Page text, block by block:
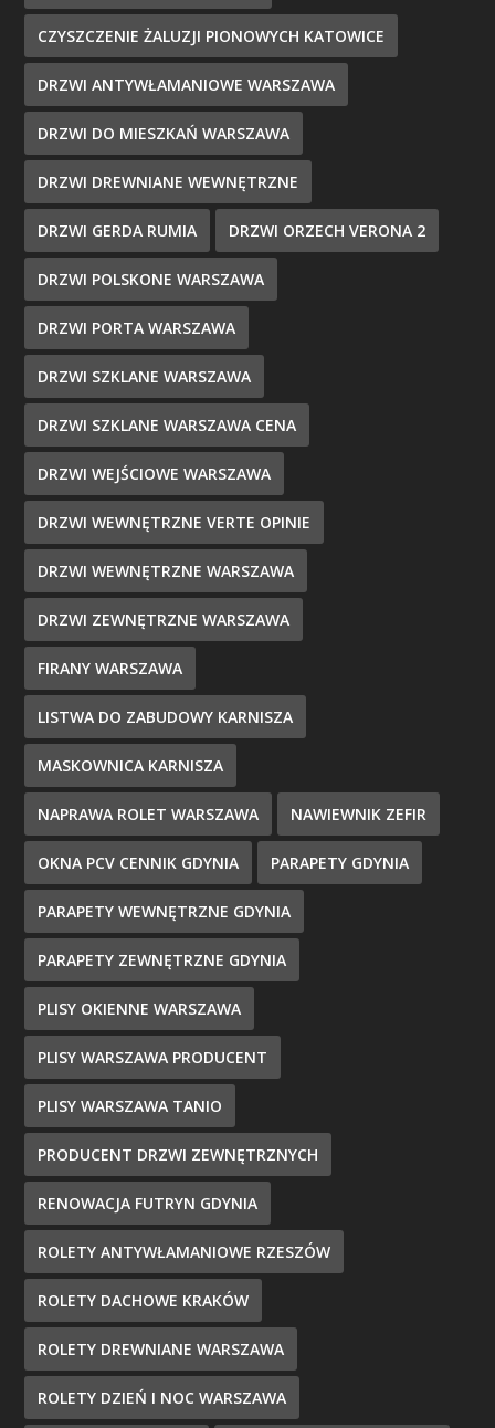
CZYSZCZENIE ŻALUZJI PIONOWYCH KATOWICE
DRZWI ANTYWŁAMANIOWE WARSZAWA
DRZWI DO MIESZKAŃ WARSZAWA
DRZWI DREWNIANE WEWNĘTRZNE
DRZWI GERDA RUMIA DRZWI ORZECH VERONA 2
DRZWI POLSKONE WARSZAWA
DRZWI PORTA WARSZAWA
DRZWI SZKLANE WARSZAWA
DRZWI SZKLANE WARSZAWA CENA
DRZWI WEJŚCIOWE WARSZAWA
DRZWI WEWNĘTRZNE VERTE OPINIE
DRZWI WEWNĘTRZNE WARSZAWA
DRZWI ZEWNĘTRZNE WARSZAWA
FIRANY WARSZAWA
LISTWA DO ZABUDOWY KARNISZA
MASKOWNICA KARNISZA
NAPRAWA ROLET WARSZAWA NAWIEWNIK ZEFIR
OKNA PCV CENNIK GDYNIA PARAPETY GDYNIA
PARAPETY WEWNĘTRZNE GDYNIA
PARAPETY ZEWNĘTRZNE GDYNIA
PLISY OKIENNE WARSZAWA
PLISY WARSZAWA PRODUCENT
PLISY WARSZAWA TANIO
PRODUCENT DRZWI ZEWNĘTRZNYCH
RENOWACJA FUTRYN GDYNIA
ROLETY ANTYWŁAMANIOWE RZESZÓW
ROLETY DACHOWE KRAKÓW
ROLETY DREWNIANE WARSZAWA
ROLETY DZIEŃ I NOC WARSZAWA